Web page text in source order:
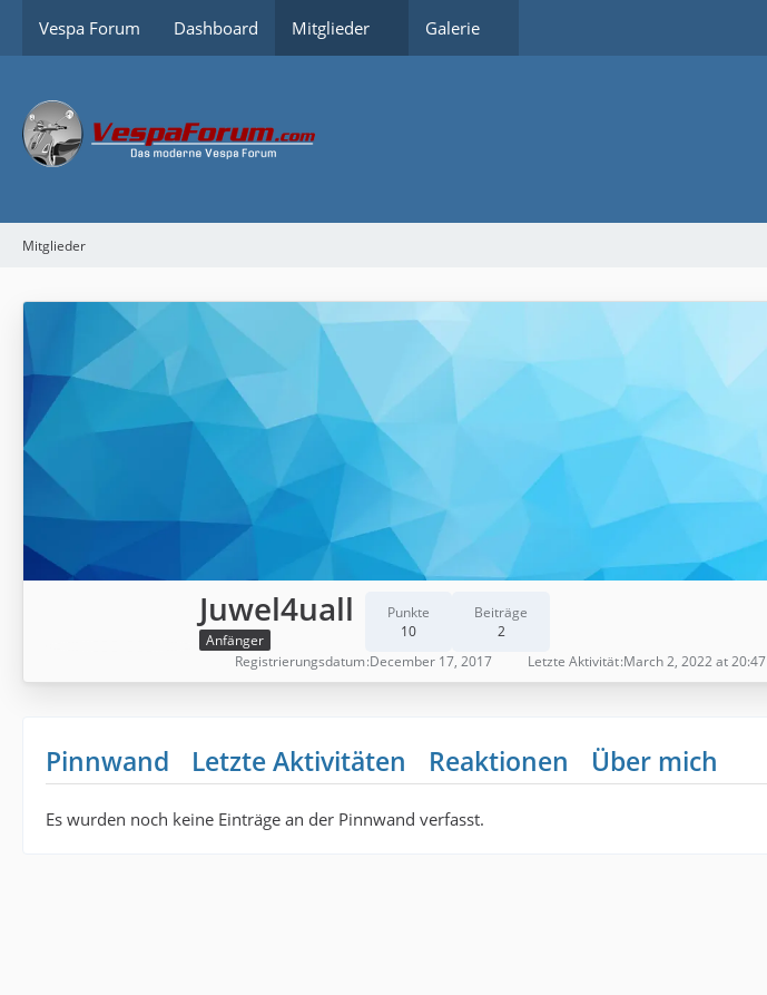
Vespa Forum Dashboard Mitglieder Galerie
Mitglieder
Juwel4uall
Anfänger
Punkte
10
Beiträge
2
Registrierungsdatum December 17, 2017 Letzte Aktivität March 2, 2022 at 20:47
Pinnwand Letzte Aktivitäten Reaktionen Über mich
Es wurden noch keine Einträge an der Pinnwand verfasst.